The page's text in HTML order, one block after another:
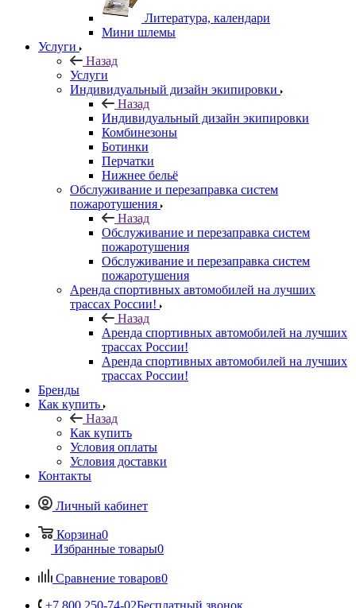
Литература, календари
Мини шлемы
Услуги
Назад
Услуги
Индивидуальный дизайн экипировки
Назад
Индивидуальный дизайн экипировки
Комбинезоны
Ботинки
Перчатки
Нижнее бельё
Обслуживание и перезаправка систем
пожаротушения
Назад
Обслуживание и перезаправка систем
пожаротушения
Обслуживание и перезаправка систем
пожаротушения
Аренда спортивных автомобилей на лучших
трассах России!
Назад
Аренда спортивных автомобилей на лучших
трассах России!
Аренда спортивных автомобилей на лучших
трассах России!
Бренды
Как купить
Назад
Как купить
Условия оплаты
Условия доставки
Контакты
Личный кабинет
Корзина0
Избранные товары0
Сравнение товаров0
+7 800 250-74-02Бесплатный звонок